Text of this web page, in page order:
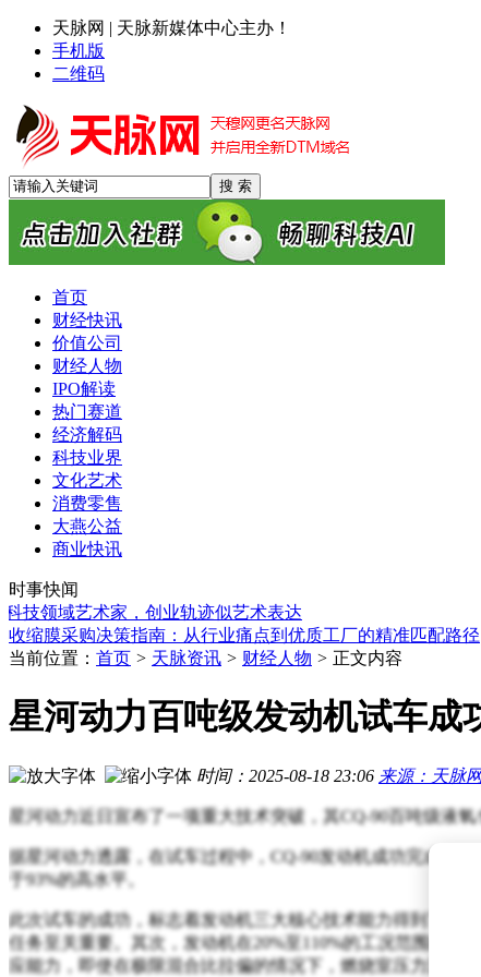
天脉网 | 天脉新媒体中心主办！
手机版
二维码
首页
财经快讯
价值公司
财经人物
IPO解读
热门赛道
经济解码
科技业界
文化艺术
消费零售
大燕公益
商业快讯
时事快闻
域艺术家，创业轨迹似艺术表达
魔镜洞察赋能零售行业：精准把握消费需求，助力品牌高效决
希音国际控股获证监会备案通知书 拟发行超3.4亿股赴港上市
收缩膜采购决策指南：从行业痛点到优质工厂的精准匹配路径
马斯克再放豪言：未来十年送数万人上月球，火星计划也加速
MiniMax获160亿港元融资 闫俊杰零薪酬领航 4%股份激励团队
X平台社区笔记功能更新：主动推送纠错信息，社交App信任
招银国际高管跟投屹唐半导体，6年投资回报率超25倍，100
魔镜洞察赋能零售行业：精准把握消费需求，助力品牌高效
当前位置： 首页 > 天脉资讯 > 财经人物 > 正文内容
星河动力百吨级发动机试车成
时间：2025-08-18 23:06 来源：天脉
星河动力近日宣布了一项重大技术突破，其CQ-90百吨级液
据星河动力透露，在试车过程中，CQ-90发动机成功完成了
于93%的高水平。
此次试车的成功，标志着发动机三大核心技术能力得到了充
任务至关重要。其次，发动机在20%至110%的工况范围内均
应能力，即使在极限混合比拉偏的情况下，燃烧室压力波动也